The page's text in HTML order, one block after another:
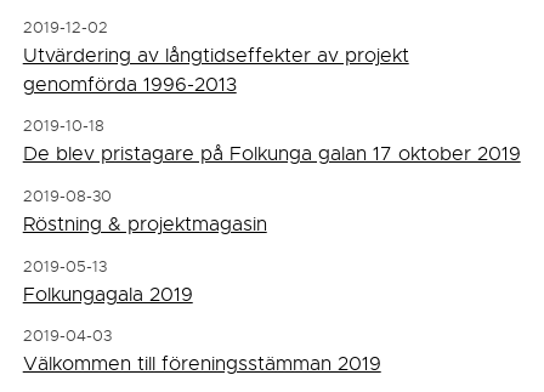
2019-12-02
Utvärdering av långtidseffekter av projekt
genomförda 1996-2013
2019-10-18
De blev pristagare på Folkunga galan 17 oktober 2019
2019-08-30
Röstning & projektmagasin
2019-05-13
Folkungagala 2019
2019-04-03
Välkommen till föreningsstämman 2019